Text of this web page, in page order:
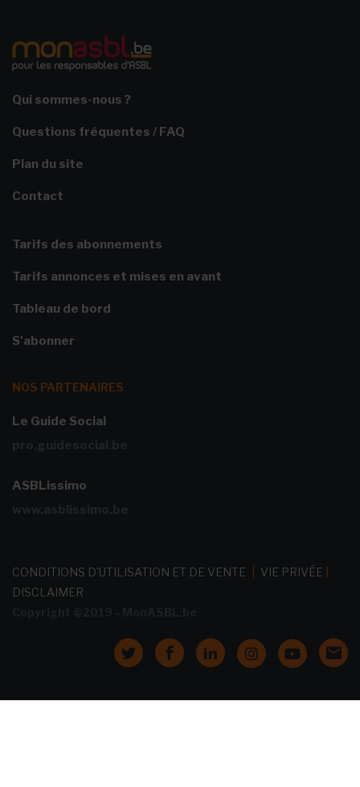
Qui sommes-nous ?
Questions fréquentes / FAQ
Plan du site
Contact
Tarifs des abonnements
Tarifs annonces et mises en avant
Tableau de bord
S'abonner
NOS PARTENAIRES
Le Guide Social
pro.guidesocial.be
ASBLissimo
www.asblissimo.be
CONDITIONS D'UTILISATION ET DE VENTE VIE PRIVÉE
DISCLAIMER